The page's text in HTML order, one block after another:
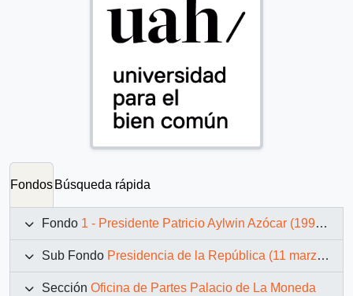
Fondos Búsqueda rápida
Fondo 1 - Presidente Patricio Aylwin Azócar (1990-1994)
Sub Fondo Presidencia de la República (11 marzo 1990 – 11 marzo 1994)
Sección Oficina de Partes Palacio de La Moneda